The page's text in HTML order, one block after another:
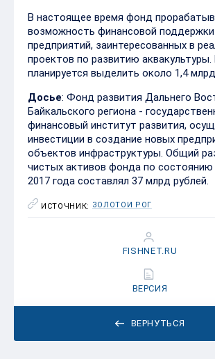
В настоящее время фонд
возможность финансовой поддержки
предприятий, заинтересованных в
проектов по развитию аквакультуры.
планируется выделить около 1,4
Досье: Фонд развития Дальнего
Байкальского региона -
финансовый институт развития,
инвестиции в создание новых
объектов инфраструктуры. Общий
чистых активов фонда по
2017 года составлял 37 млрд рублей.
ИСТОЧНИК: ЗОЛОТОЙ РОГ
ВЕРНУТЬСЯ
FISHNET.RU
ВЕРСИЯ